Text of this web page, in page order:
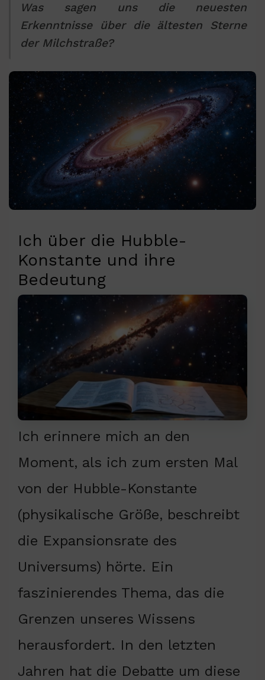
Was sagen uns die neuesten
Erkenntnisse über die ältesten Sterne
der Milchstraße?
Ich über die Hubble-
Konstante und ihre
Bedeutung
Ich erinnere mich an den
Moment, als ich zum ersten Mal
von der Hubble-Konstante
(physikalische Größe, beschreibt
die Expansionsrate des
Universums) hörte. Ein
faszinierendes Thema, das die
Grenzen unseres Wissens
herausfordert. In den letzten
Jahren hat die Debatte um diese